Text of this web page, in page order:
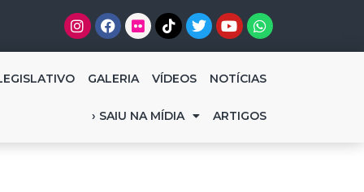
GALERIA VÍDEOS NOTÍCIAS
› SAIU NA MÍDIA ARTIGOS